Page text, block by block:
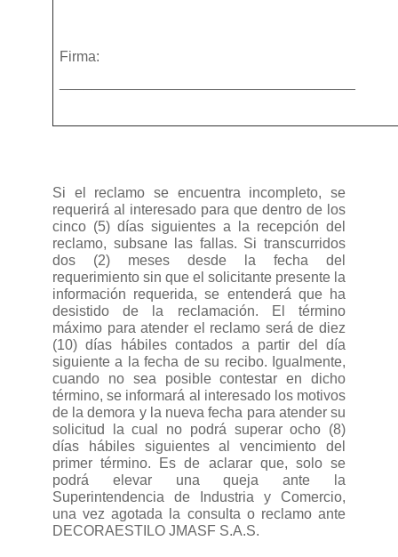
Firma:
Si el reclamo se encuentra incompleto, se
requerirá al interesado para que dentro de los
cinco (5) días siguientes a la recepción del
reclamo, subsane las fallas. Si transcurridos
dos (2) meses desde la fecha del
requerimiento sin que el solicitante presente la
información requerida, se entenderá que ha
desistido de la reclamación. El término
máximo para atender el reclamo será de diez
(10) días hábiles contados a partir del día
siguiente a la fecha de su recibo. Igualmente,
cuando no sea posible contestar en dicho
término, se informará al interesado los motivos
de la demora y la nueva fecha para atender su
solicitud la cual no podrá superar ocho (8)
días hábiles siguientes al vencimiento del
primer término. Es de aclarar que, solo se
podrá elevar una queja ante la
Superintendencia de Industria y Comercio,
una vez agotada la consulta o reclamo ante
DECORAESTILO JMASF S.A.S.